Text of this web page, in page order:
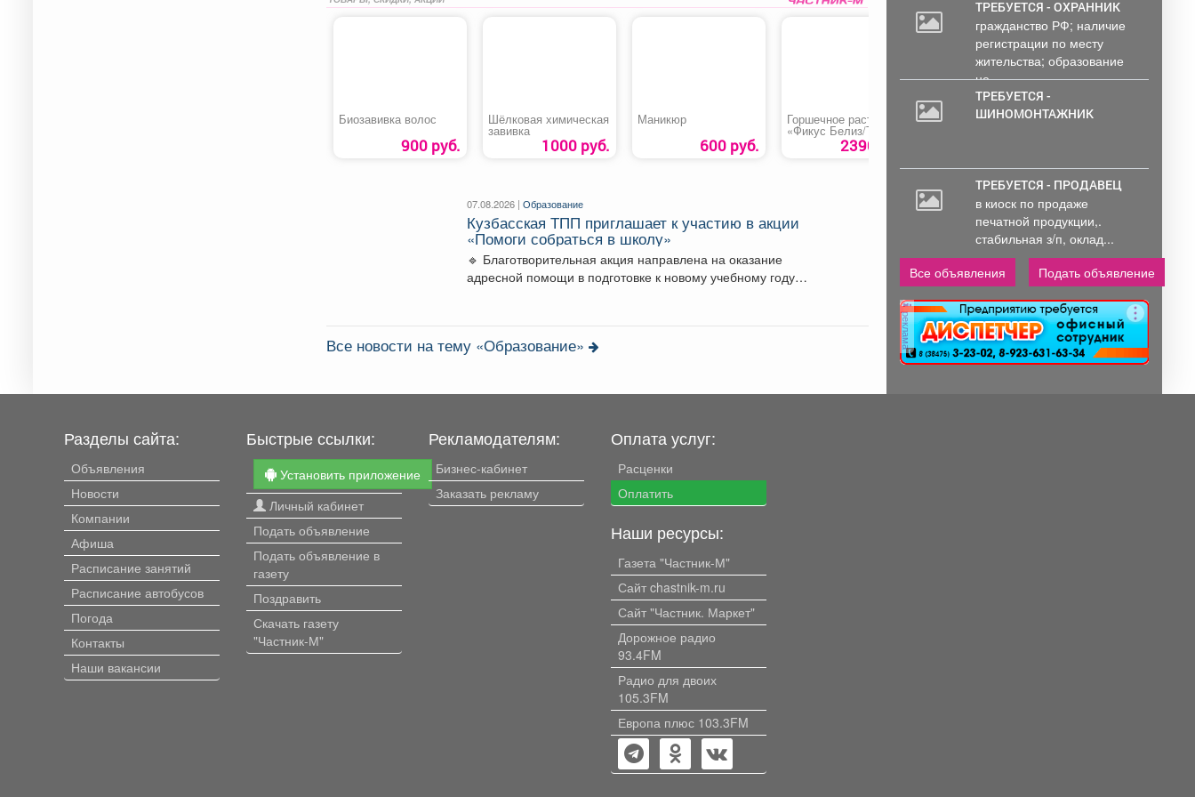
Биозавивка волос
900 руб.
Шёлковая химическая
завивка
1000 руб.
Маникюр
600 руб.
Горшечное растение
«Фикус Белиз/Тинеке»
2390 руб.
Зарядное пусковое Бензиновый
07.08.2026 |Образование
Кузбасская ТПП приглашает к участию в акции
«Помоги собраться в школу»
🔹 Благотворительная акция направлена на оказание
адресной помощи в подготовке к новому учебному году
Все новости на тему «Образование»
от 33000 руб. 6...
ТРЕБУЕТСЯ - ОХРАННИК
гражданство РФ; наличие
регистрации по месту
жительства; образование
не...
ТРЕБУЕТСЯ -
ШИНОМОНТАЖНИК
ТРЕБУЕТСЯ - ПРОДАВЕЦ
в киоск по продаже
печатной продукции,.
стабильная з/п, оклад...
Все объявления
Подать объявление
реклама
Разделы сайта:
Объявления
Новости
Компании
Афиша
Расписание занятий
Расписание автобусов
Погода
Контакты
Наши вакансии
Быстрые ссылки:
Установить приложение
Личный кабинет
Подать объявление
Подать объявление в
газету
Поздравить
Скачать газету
"Частник-М"
Рекламодателям:
Бизнес-кабинет
Заказать рекламу
Оплата услуг:
Расценки
Оплатить
Наши ресурсы:
Газета "Частник-М"
Сайт chastnik-m.ru
Сайт "Частник. Маркет"
Дорожное радио
93.4FM
Радио для двоих
105.3FM
Европа плюс 103.3FM